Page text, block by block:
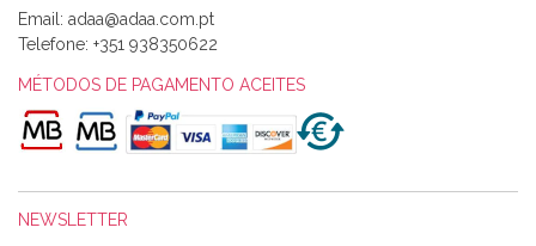
Alexandra Morais
Olá boa Noite. Os meus tecidos chegaram hoje. Muito
obrigada pelo miminho que dá um jeitaço pras minhas linhas
de bordar e não sei o que pões nos tecidos, mas que cheiram
maravilhosamente ... cheiram! :) Muito Obrigada.
Email:
Telefone: +351 938350622
MÉTODOS DE PAGAMENTO ACEITES
NEWSLETTER